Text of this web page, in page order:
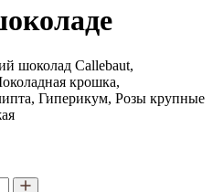
шоколад Callebaut,
крошка,
Гиперикум, Розы крупные